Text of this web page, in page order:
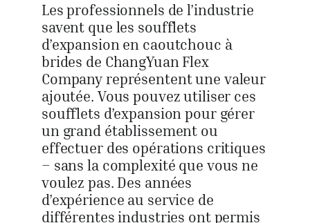
Les professionnels de l’industrie
savent que les soufflets
d’expansion en caoutchouc à
brides de ChangYuan Flex
Company représentent une valeur
ajoutée. Vous pouvez utiliser ces
soufflets d’expansion pour gérer
un grand établissement ou
effectuer des opérations critiques
– sans la complexité que vous ne
voulez pas. Des années
d’expérience au service de
différentes industries ont permis